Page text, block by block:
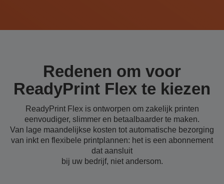
Redenen om voor
ReadyPrint Flex te kiezen
ReadyPrint Flex is ontworpen om zakelijk printen
eenvoudiger, slimmer en betaalbaarder te maken.
Van lage maandelijkse kosten tot automatische bezorging
van inkt en flexibele printplannen: het is een abonnement
dat aansluit
bij uw bedrijf, niet andersom.